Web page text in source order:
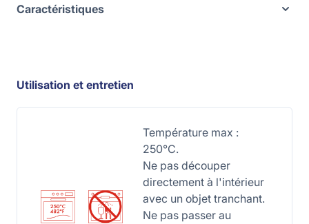
Caractéristiques
Utilisation et entretien
Température max :
250°C.
Ne pas découper
directement à l'intérieur
avec un objet tranchant.
Ne pas passer au